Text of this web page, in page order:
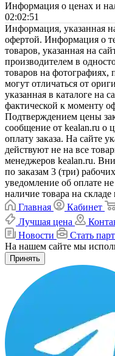
Информация о ценах и
02:02:51
Информация, указанная
офертой. Информация о
товаров, указанная на
производителем в
товаров на фотографиях,
могут отличаться от
указанная в каталоге на
фактической к моменту
Подтверждением цены
сообщение от kealan.ru о
оплату заказа. На сайте
действуют не на все
менеджеров kealan.ru.
по заказам 3 (три)
уведомление об оплате
наличие товара на складе
Главная
Кабинет
Лучшая цена
Новости
Стать
На нашем сайте мы
Принять